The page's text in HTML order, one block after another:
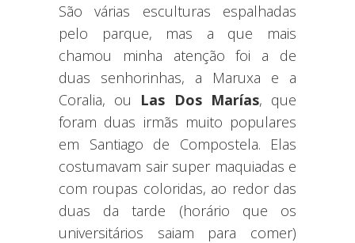
São várias esculturas espalhadas
pelo parque, mas a que mais
chamou minha atenção foi a de
duas senhorinhas, a Maruxa e a
Coralia, ou Las Dos Marías, que
foram duas irmãs muito populares
em Santiago de Compostela. Elas
costumavam sair super maquiadas e
com roupas coloridas, ao redor das
duas da tarde (horário que os
universitários saiam para comer)